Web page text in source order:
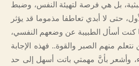
بل هي فرصة لتهيئة النفس، وضبط
حتى لا أبدي تعاطفا مذموما قد يؤثر
كنت أسأل الطبيبة عن وضعهم النفسي،
منهم الصبر والقوة.. فهذه الإجابة
وأشعر بأنَّ مهمتي باتت أسهل إلى حد